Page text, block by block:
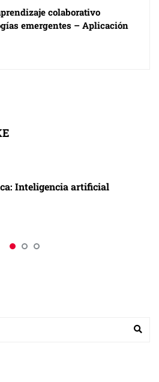
colaborativo
emergentes – Aplicación
Inteligencia artificial